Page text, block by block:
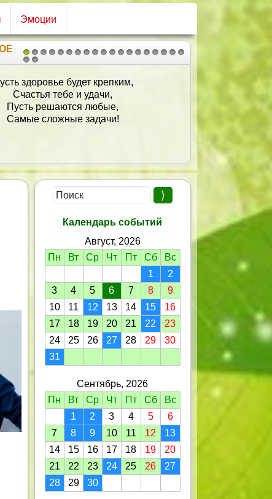
Эмоции
1 2
2021
Вам такой же быть всегда -
и неизменно чуткой,
Ко всем внимательной,
Лукавой иногда,
Календарь событий
Август, 2026
Пн
Вт Ср Чт Пт Сб
Вс
1
2
3
4 5 6 7 8
9
10
11 12 13 14 15
16
17
18 19 20 21 22
23
24
25 26 27 28 29
30
31
Сентябрь, 2026
Пн
Вт Ср Чт Пт Сб
Вс
1
2 3 4 5
6
7
8 9 10 11 12
13
14
15 16 17 18 19
20
21
22 23 24 25 26
27
28
29 30